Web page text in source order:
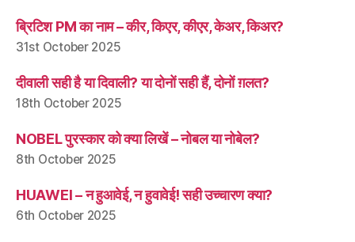
ब्रिटिश PM का नाम – कीर, किएर, कीएर, केअर, किअर?
31st October 2025
दीवाली सही है या दिवाली? या दोनों सही हैं, दोनों ग़लत?
18th October 2025
NOBEL पुरस्कार को क्या लिखें – नोबल या नोबेल?
8th October 2025
HUAWEI – न हुआवेई, न हुवावेई! सही उच्चारण क्या?
6th October 2025